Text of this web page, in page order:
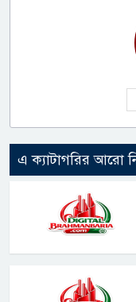
এ ক্যাটাগরির আরো